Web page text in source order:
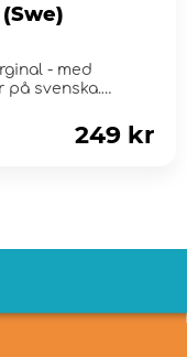
- med
på svenska.
249 kr